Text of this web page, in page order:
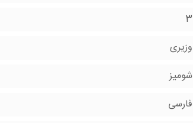
3
وزیری
شومیز
فارسی